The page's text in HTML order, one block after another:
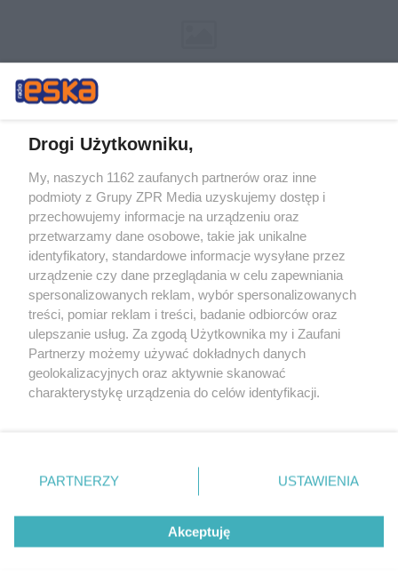
Żaden utwór zamieszczony w serwisie nie może być powielany i
rozpowszechniany lub dalej rozpowszechniany w jakikolwiek sposób (w
tym także elektroniczny lub mechaniczny) na jakimkolwiek polu
eksploatacji w jakiejkolwiek formie, włącznie z umieszczaniem w
Internecie bez pisemnej zgody właściciela praw. Jakiekolwiek użycie lub
wykorzystanie utworów w całości lub w części z naruszeniem prawa,
tzn. bez właściwej zgody, jest zabronione pod groźbą kary i może być
ścigane prawnie.
© 2026 Grupa ZPR Media
Drogi Użytkowniku,
My, naszych 1162 zaufanych partnerów oraz inne
podmioty z Grupy ZPR Media uzyskujemy dostęp i
przechowujemy informacje na urządzeniu oraz
przetwarzamy dane osobowe, takie jak unikalne
identyfikatory, standardowe informacje wysyłane przez
urządzenie czy dane przeglądania w celu zapewniania
spersonalizowanych reklam, wybór spersonalizowanych
treści, pomiar reklam i treści, badanie odbiorców oraz
ulepszanie usług. Za zgodą Użytkownika my i Zaufani
Partnerzy możemy używać dokładnych danych
geolokalizacyjnych oraz aktywnie skanować
charakterystykę urządzenia do celów identyfikacji.
zmienić/wycofać klikając przycisk ustawień prywatności
znajdujący się w lewym dolnym rogu strony
rodzaje przetwarzania danych nie wymagają zgody
użytkownika, ale masz prawo sprzeciwić się takiemu
przetwarzaniu. Preferencje będą miały zastosowanie tylko
PARTNERZY USTAWIENIA
Akceptuję